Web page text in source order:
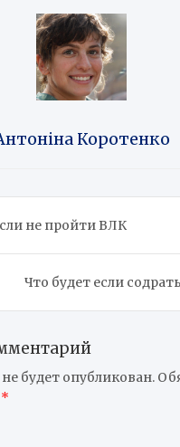
Коротенко
не пройти ВЛК
Что будет если
будет опубликован.
*